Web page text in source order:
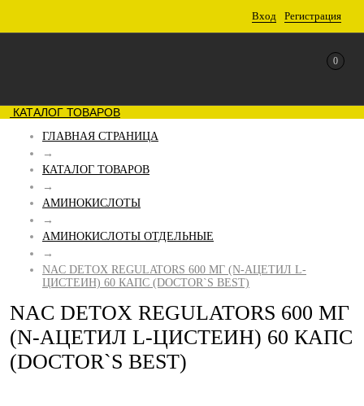
Вход Регистрация
0
КАТАЛОГ ТОВАРОВ
ГЛАВНАЯ СТРАНИЦА
→
КАТАЛОГ ТОВАРОВ
→
АМИНОКИСЛОТЫ
→
АМИНОКИСЛОТЫ ОТДЕЛЬНЫЕ
→
NAC DETOX REGULATORS 600 МГ (N-АЦЕТИЛ L-
ЦИСТЕИН) 60 КАПС (DOCTOR`S BEST)
NAC DETOX REGULATORS 600 МГ
(N-АЦЕТИЛ L-ЦИСТЕИН) 60 КАПС
(DOCTOR`S BEST)